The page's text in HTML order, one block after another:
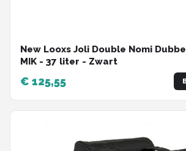
New Looxs Joli Double Nomi
MIK - 37 liter - Zwart
€ 125,55